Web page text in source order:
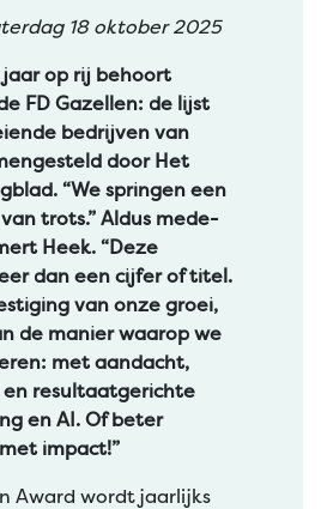
18 oktober 2025
op rij behoort
FD Gazellen: de lijst
bedrijven van
door Het
“We springen een
trots.” Aldus mede-
Heek. “Deze
dan een cijfer of titel.
van onze groei,
de manier waarop we
met aandacht,
resultaatgerichte
en AI. Of beter
impact!”
Award wordt jaarlijks